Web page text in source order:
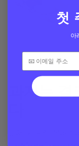
과자는
첫
아